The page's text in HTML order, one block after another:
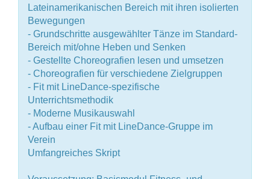
Lateinamerikanischen Bereich mit ihren isolierten
Bewegungen
- Grundschritte ausgewählter Tänze im Standard-
Bereich mit/ohne Heben und Senken
- Gestellte Choreografien lesen und umsetzen
- Choreografien für verschiedene Zielgruppen
- Fit mit LineDance-spezifische
Unterrichtsmethodik
- Moderne Musikauswahl
- Aufbau einer Fit mit LineDance-Gruppe im
Verein
Umfangreiches Skript